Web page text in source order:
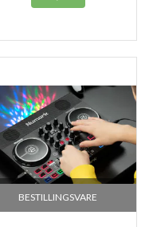
BESTILLINGSVARE